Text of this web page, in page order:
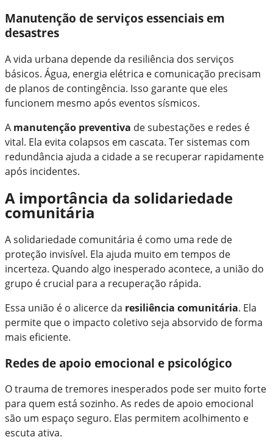
Manutenção de serviços essenciais em
desastres
A vida urbana depende da resiliência dos serviços
básicos. Água, energia elétrica e comunicação precisam
de planos de contingência. Isso garante que eles
funcionem mesmo após eventos sísmicos.
A manutenção preventiva de subestações e redes é
vital. Ela evita colapsos em cascata. Ter sistemas com
redundância ajuda a cidade a se recuperar rapidamente
após incidentes.
A importância da solidariedade
comunitária
A solidariedade comunitária é como uma rede de
proteção invisível. Ela ajuda muito em tempos de
incerteza. Quando algo inesperado acontece, a união do
grupo é crucial para a recuperação rápida.
Essa união é o alicerce da resiliência comunitária. Ela
permite que o impacto coletivo seja absorvido de forma
mais eficiente.
Redes de apoio emocional e psicológico
O trauma de tremores inesperados pode ser muito forte
para quem está sozinho. As redes de apoio emocional
são um espaço seguro. Elas permitem acolhimento e
escuta ativa.